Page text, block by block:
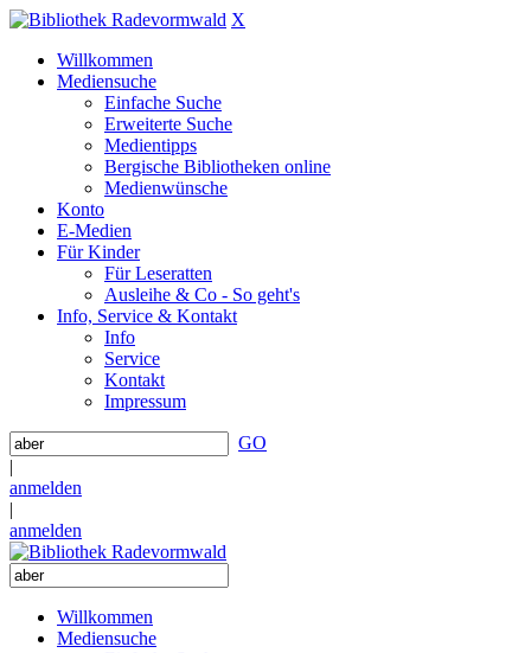
X
Willkommen
Mediensuche
Einfache Suche
Erweiterte Suche
Medientipps
Bergische Bibliotheken online
Medienwünsche
Konto
E-Medien
Für Kinder
Für Leseratten
Ausleihe & Co - So geht's
Info, Service & Kontakt
Info
Service
Kontakt
Impressum
GO
|
anmelden
|
anmelden
Willkommen
Mediensuche